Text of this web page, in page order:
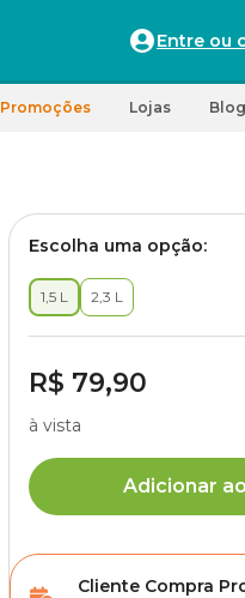
Entre ou
Promoções Lojas Blog
Escolha uma opção:
1,5 L 2,3 L
R$ 79,90
à vista
Adicionar
Cliente Compra